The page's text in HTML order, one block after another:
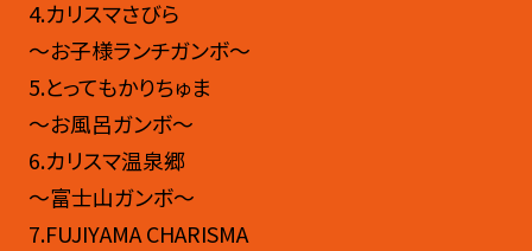
4.カリスマさびら
～お子様ランチガンボ～
5.とってもかりちゅま
～お風呂ガンボ～
6.カリスマ温泉郷
～富士山ガンボ～
7.FUJIYAMA CHARISMA